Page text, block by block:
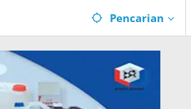
Pencarian